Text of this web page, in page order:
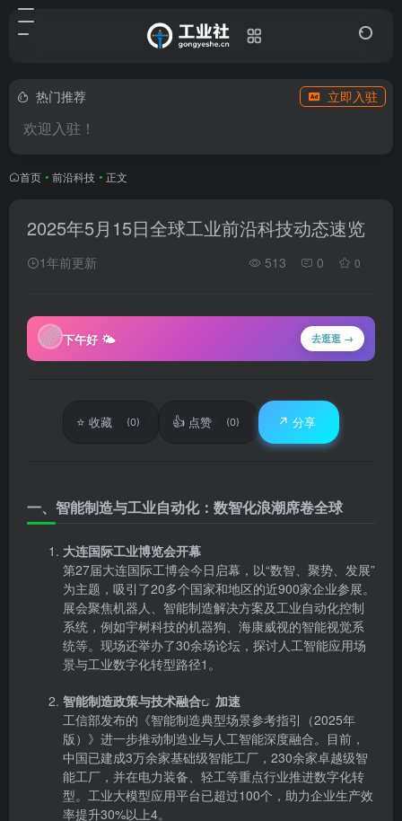
热门推荐 立即入驻
欢迎入驻！
首页 • 前沿科技 • 正文
2025年5月15日全球工业前沿科技动态速览
1年前更新 513 0 0
🌈下午好 🌤 去逛逛 →
⭐ 收藏 (0) 👍 点赞 (0) ↗️ 分享
一、智能制造与工业自动化：数智化浪潮席卷全球
大连国际工业博览会开幕
第27届大连国际工博会今日启幕，以“数智、聚势、发展”
为主题，吸引了20多个国家和地区的近900家企业参展。
展会聚焦机器人、智能制造解决方案及工业自动化控制
系统，例如宇树科技的机器狗、海康威视的智能视觉系
统等。现场还举办了30余场论坛，探讨人工智能应用场
景与工业数字化转型路径1。
智能制造政策与技术融合
加速
工信部发布的《智能制造典型场景参考指引（2025年
版）》进一步推动制造业与人工智能深度融合。目前，
中国已建成3万余家基础级智能工厂，230余家卓越级智
能工厂，并在电力装备、轻工等重点行业推进数字化转
型。工业大模型应用平台已超过100个，助力企业生产效
率提升30%以上4。